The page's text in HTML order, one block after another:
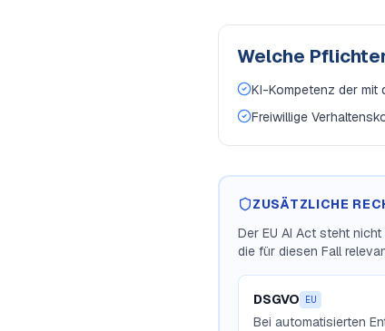
Welche
KI-Kompetenz der mit
Freiwillige
ZUSÄTZLICHE
Der EU AI Act steht
die für diesen Fall
DSGVO EU
Bei automatisierten